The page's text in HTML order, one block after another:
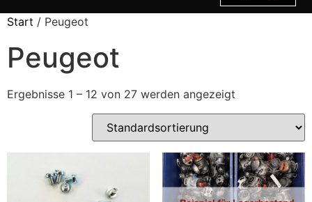
Start / Peugeot
Peugeot
Ergebnisse 1 – 12 von 27 werden angezeigt